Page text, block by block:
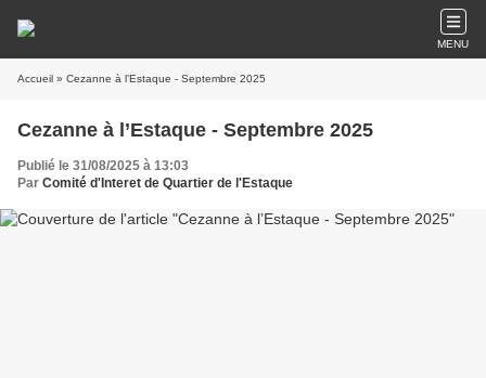
MENU
Accueil » Cezanne à l’Estaque - Septembre 2025
Cezanne à l’Estaque - Septembre 2025
Publié le 31/08/2025 à 13:03
Par Comité d'Interet de Quartier de l'Estaque